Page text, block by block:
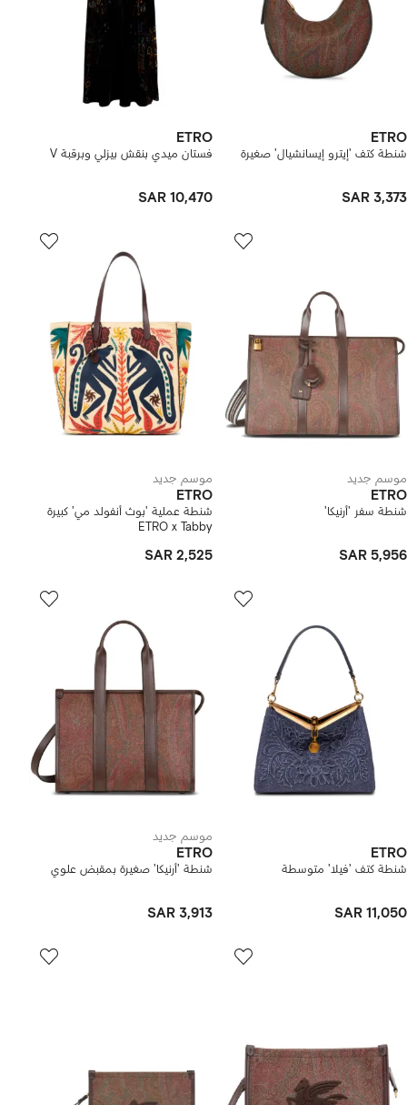
ETRO
شنطة كتف 'إيترو إيسانشيال' صغيرة
SAR 3,373
ETRO
فستان ميدي بنقش بيزلي وبرقبة V
SAR 10,470
موسم جديد
ETRO
شنطة سفر 'أرنيكا'
SAR 5,956
موسم جديد
ETRO
شنطة عملية 'بوث أنفولد مي' كبيرة
ETRO x Tabby
SAR 2,525
ETRO
شنطة كتف 'فيلا' متوسطة
SAR 11,050
موسم جديد
ETRO
شنطة 'أرنيكا' صغيرة بمقبض علوي
SAR 3,913